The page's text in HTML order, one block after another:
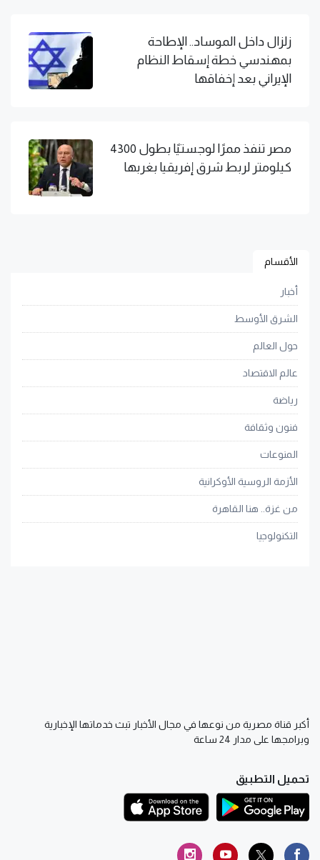
زلزال داخل الموساد.. الإطاحة
بمهندسي خطة إسقاط النظام
الإيراني بعد إخفاقها
مصر تنفذ ممرًا لوجستيًا بطول 4300
كيلومتر لربط شرق إفريقيا بغربها
الأقسام
أخبار
الشرق الأوسط
حول العالم
عالم الاقتصاد
رياضة
فنون وثقافة
المنوعات
الأزمة الروسية الأوكرانية
من غزة.. هنا القاهرة
التكنولوجيا
أكبر قناة مصرية من نوعها في مجال الأخبار تبث خدماتها الإخبارية
وبرامجها على مدار 24 ساعة
تحميل التطبيق